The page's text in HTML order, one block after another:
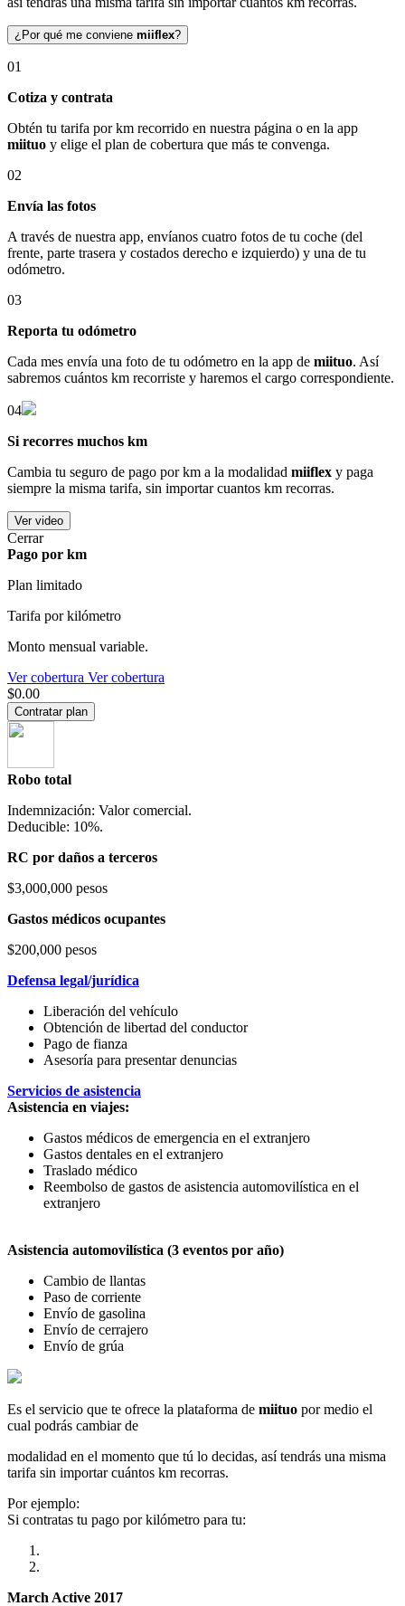
¿Por qué me conviene miiflex?
01
Cotiza y contrata
Obtén tu tarifa por km recorrido en nuestra página o en la app
miituo y elige el plan de cobertura que más te convenga.
02
Envía las fotos
A través de nuestra app, envíanos cuatro fotos de tu coche (del
frente, parte trasera y costados derecho e izquierdo) y una de tu
odómetro.
03
Reporta tu odómetro
Cada mes envía una foto de tu odómetro en la app de miituo. Así
sabremos cuántos km recorriste y haremos el cargo correspondiente.
04
Si recorres muchos km
Cambia tu seguro de pago por km a la modalidad miiflex y paga
siempre la misma tarifa, sin importar cuantos km recorras.
Ver video
Cerrar
Pago por km
Plan limitado
Tarifa por kilómetro
Monto mensual variable.
Ver cobertura Ver cobertura
$0.00
Contratar plan
Robo total
Indemnización: Valor comercial.
Deducible: 10%.
RC por daños a terceros
$3,000,000 pesos
Gastos médicos ocupantes
$200,000 pesos
Defensa legal/jurídica
Liberación del vehículo
Obtención de libertad del conductor
Pago de fianza
Asesoría para presentar denuncias
Servicios de asistencia
Asistencia en viajes:
Gastos médicos de emergencia en el extranjero
Gastos dentales en el extranjero
Traslado médico
Reembolso de gastos de asistencia automovilística en el
extranjero
Asistencia automovilística (3 eventos por año)
Cambio de llantas
Paso de corriente
Envío de gasolina
Envío de cerrajero
Envío de grúa
Es el servicio que te ofrece la plataforma de miituo por medio el
cual podrás cambiar de
modalidad en el momento que tú lo decidas, así tendrás una misma
tarifa sin importar cuántos km recorras.
Por ejemplo:
Si contratas tu pago por kilómetro para tu:
March Active 2017